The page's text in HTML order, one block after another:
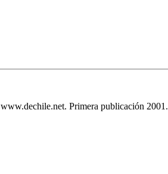
www.dechile.net. Primera publicación 2001.